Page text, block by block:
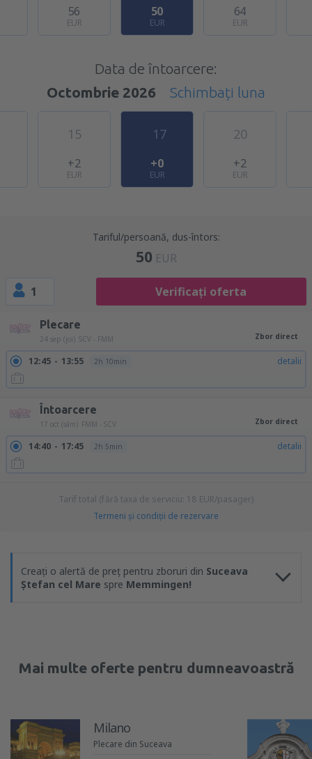
56
EUR
50
EUR
64
EUR
Data de întoarcere:
Octombrie 2026
Schimbați luna
15
+2
EUR
17
+0
EUR
20
+2
EUR
Tariful/persoană, dus-întors:
50 EUR
1 Verificați oferta
Plecare
24 sep (joi) SCV - FMM Zbor direct
12:45 13:55 2h 10min detalii
Întoarcere
17 oct (sâm) FMM - SCV Zbor direct
14:40 17:45 2h 5min detalii
Tarif total (fără taxa de serviciu: 18 EUR/pasager)
Termeni şi condiţii de rezervare
Creați o alertă de preț pentru zboruri din Suceava
Ștefan cel Mare spre Memmingen!
Mai multe oferte pentru dumneavoastră
Milano
Plecare din Suceava